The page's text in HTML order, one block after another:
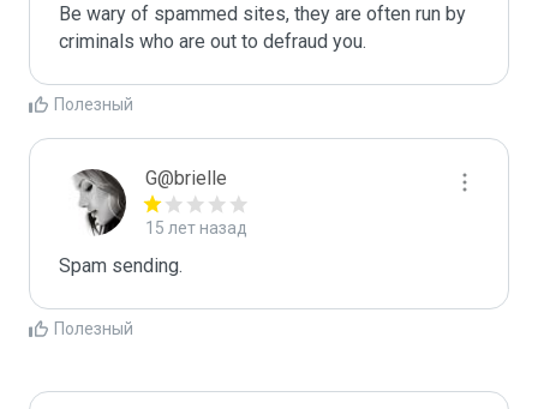
Be wary of spammed sites, they are often run by
criminals who are out to defraud you.
Полезный
G@brielle
15 лет назад
Spam sending.
Полезный